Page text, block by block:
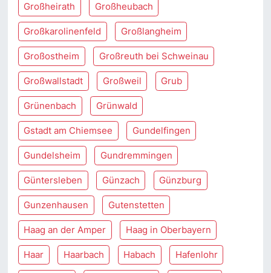
Großheirath Großheubach
Großkarolinenfeld Großlangheim
Großostheim Großreuth bei Schweinau
Großwallstadt Großweil Grub
Grünenbach Grünwald
Gstadt am Chiemsee Gundelfingen
Gundelsheim Gundremmingen
Güntersleben Günzach Günzburg
Gunzenhausen Gutenstetten
Haag an der Amper Haag in Oberbayern
Haar Haarbach Habach Hafenlohr